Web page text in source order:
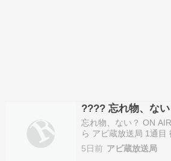
???? 忘れ物、な
忘れ物、ない？ ON
ら アビ蔵放送局 1通目
Haruさん 明日の予約
お願いします、たぶん
5日前 アビ蔵放送局